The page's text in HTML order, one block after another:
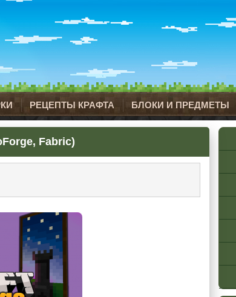
РЕЦЕПТЫ КРАФТА БЛОКИ И ПРЕДМЕТЫ
Fabric)